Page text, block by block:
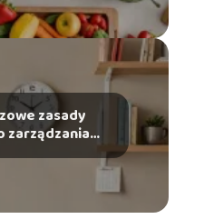
zasady